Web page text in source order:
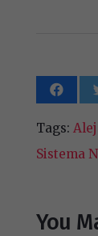
Tags:
Sistema
You